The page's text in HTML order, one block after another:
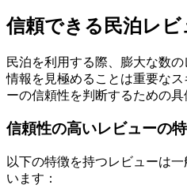
信頼できる民泊レ
民泊を利用する際、膨大な数
情報を見極めることは重要な
ーの信頼性を判断するための具
信頼性の高いレビューの
以下の特徴を持つレビューは
います：